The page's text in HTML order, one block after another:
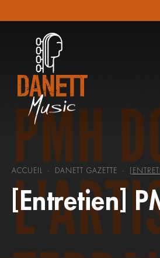
ACCUEIL - DANETT GAZETTE -
[Entretien]